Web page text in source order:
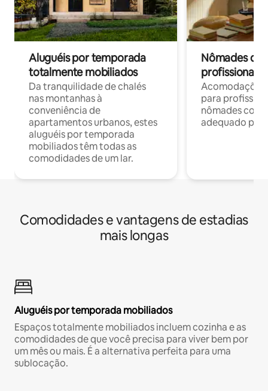
Aluguéis por temporada
totalmente mobiliados
Da tranquilidade de chalés
nas montanhas à
conveniência de
apartamentos urbanos, estes
aluguéis por temporada
mobiliados têm todas as
comodidades de um lar.
Nômades
profissionais
para
nômades com
adequado
Comodidades e vantagens de estadias
mais longas
Aluguéis por temporada mobiliados
Espaços totalmente mobiliados incluem cozinha e as
comodidades de que você precisa para viver bem por
um mês ou mais. É a alternativa perfeita para uma
sublocação.